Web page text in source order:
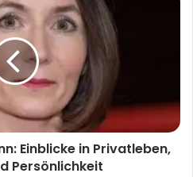
Einblicke in Privatleben,
Persönlichkeit